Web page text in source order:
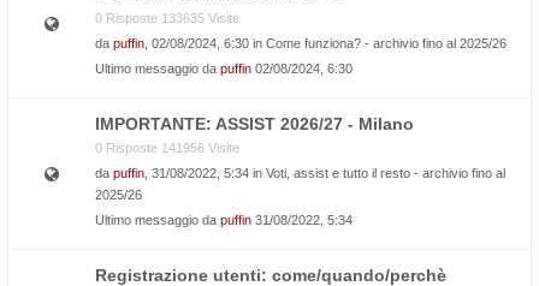
0 Risposte 133635 Visite
da puffin , 02/08/2024, 6:30 in Come funziona? - archivio fino al 2025/26
Ultimo messaggio da puffin 02/08/2024, 6:30
IMPORTANTE: ASSIST 2026/27 - Milano
0 Risposte 141956 Visite
da puffin , 31/08/2022, 5:34 in Voti, assist e tutto il resto - archivio fino al
2025/26
Ultimo messaggio da puffin 31/08/2022, 5:34
Registrazione utenti: come/quando/perchè